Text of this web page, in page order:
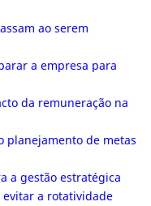
ao serem
a empresa para
da remuneração na
planejamento de metas
a gestão estratégica
evitar a rotatividade